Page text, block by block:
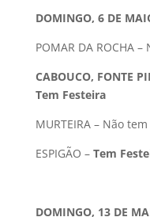
DOMINGO, 6 DE
POMAR DA ROCHA
CABOUCO, FONTE
Tem Festeira
MURTEIRA – Não
ESPIGÃO – Tem
DOMINGO, 13 DE